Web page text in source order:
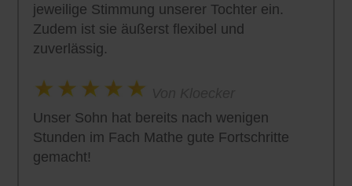
jeweilige Stimmung unserer Tochter ein.
Zudem ist sie äußerst flexibel und
zuverlässig.
Unser Sohn hat bereits nach wenigen
Stunden im Fach Mathe gute Fortschritte
gemacht!